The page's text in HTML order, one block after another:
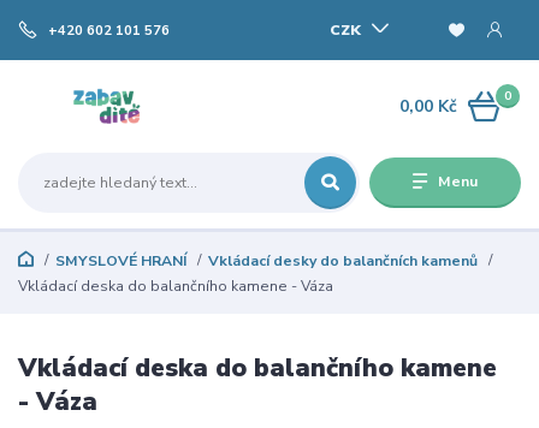
Menu
CZK
+420 602 101 576
0
0,00 Kč
SMYSLOVÉ HRANÍ
Vkládací desky do balančních kamenů
Vkládací deska do balančního kamene - Váza
Vkládací deska do balančního kamene
- Váza